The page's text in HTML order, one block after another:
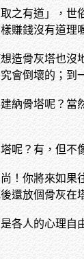
之有道」，世
賺錢沒有道理
造骨灰塔也沒
會倒壞的；到
納骨塔呢？當
呢？有，但不
！你將來如
還放個骨灰在
各人的心理自